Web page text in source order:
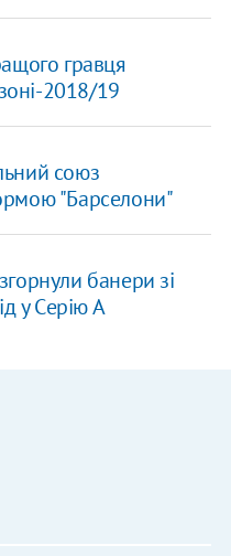
гравця
2018/19
союз
"Барселони"
банери зі
у Cерію А